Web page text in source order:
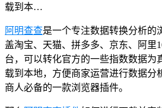
载到本…
阿明查查是一个专注数据转换分析的
盖淘宝、天猫、拼多多、京东、阿里
台，可以转化官方的一些指数数据为
载到本地，方便商家运营进行数据分
商人必备的一款浏览器插件。